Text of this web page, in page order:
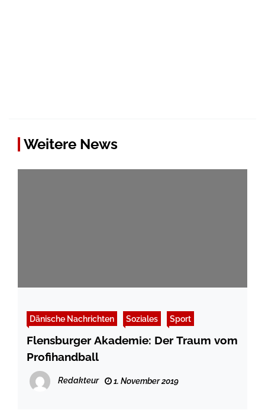
Weitere News
Dänische Nachrichten Soziales Sport
Flensburger Akademie: Der Traum vom
Profihandball
Redakteur 1. November 2019